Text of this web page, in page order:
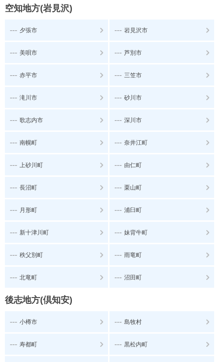
空知地方(岩見沢)
--- 夕張市 --- 岩見沢市
--- 美唄市 --- 芦別市
--- 赤平市 --- 三笠市
--- 滝川市 --- 砂川市
--- 歌志内市 --- 深川市
--- 南幌町 --- 奈井江町
--- 上砂川町 --- 由仁町
--- 長沼町 --- 栗山町
--- 月形町 --- 浦臼町
--- 新十津川町 --- 妹背牛町
--- 秩父別町 --- 雨竜町
--- 北竜町 --- 沼田町
後志地方(倶知安)
--- 小樽市 --- 島牧村
--- 寿都町 --- 黒松内町